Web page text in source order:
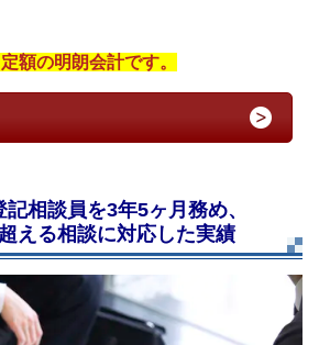
額の明朗会計です。
相談員を3年5ヶ月務め、
える相談に対応した実績